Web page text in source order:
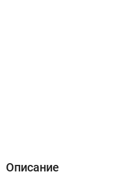
Описание